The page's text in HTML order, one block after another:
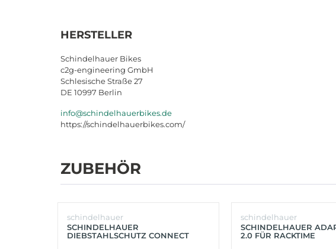
HERSTELLER
Schindelhauer Bikes
c2g-engineering GmbH
Schlesische Straße 27
DE 10997 Berlin
info@schindelhauerbikes.de
https://schindelhauerbikes.com/
ZUBEHÖR
schindelhauer
SCHINDELHAUER
DIEBSTAHLSCHUTZ CONNECT
schindelhauer
SCHINDELHAUER
2.0 FÜR RACKTIME